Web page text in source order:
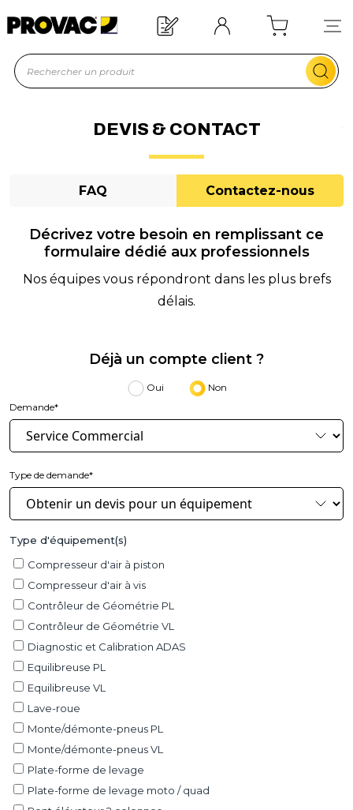
d'un équipement ?
DEVIS & CONTACT
FAQ Contactez-nous
Décrivez votre besoin en remplissant ce
formulaire dédié aux professionnels
Nos équipes vous répondront dans les plus brefs
délais.
Déjà un compte client ?
Oui
Non
Demande*
Type de demande*